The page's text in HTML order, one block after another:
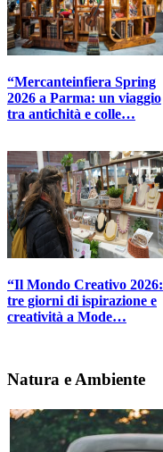
“Mercanteinfiera Spring
2026 a Parma: un viaggio
tra antichità e colle…
“Il Mondo Creativo 2026:
tre giorni di ispirazione e
creatività a Mode…
Natura e Ambiente